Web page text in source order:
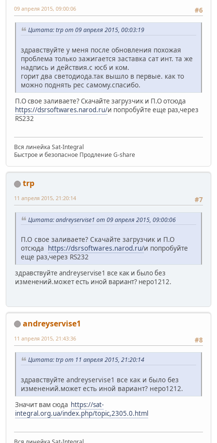
#6
09 апреля 2015, 09:00:06
Цитата: trp от 09 апреля 2015, 00:03:19
здравствуйте у меня после обновления похожая
проблема только зажигается заставка сат инт. та же
надпись и действия.с юсб и ком.
горит два светодиода.так вышло в первые. как то
можно поднять рес самому.спасибо.
П.О свое заливаете? Скачайте загрузчик и П.О отсюда
https://dsrsoftwares.narod.ru/и попробуйте еще раз,через
RS232
Вся линейка Sat-Integral
Быстрое и безопасное Продление G-share
trp
#7
11 апреля 2015, 21:20:14
Цитата: andreyservise1 от 09 апреля 2015, 09:00:06
П.О свое заливаете? Скачайте загрузчик и П.О
отсюда https://dsrsoftwares.narod.ru/и попробуйте
еще раз,через RS232
здравствуйте andreyservise1 все как и было без
изменений.может есть иной вариант? неро1212.
andreyservise1
#8
11 апреля 2015, 21:43:36
Цитата: trp от 11 апреля 2015, 21:20:14
здравствуйте andreyservise1 все как и было без
изменений.может есть иной вариант? неро1212.
Значит вам сюда https://sat-
integral.org.ua/index.php/topic,2305.0.html